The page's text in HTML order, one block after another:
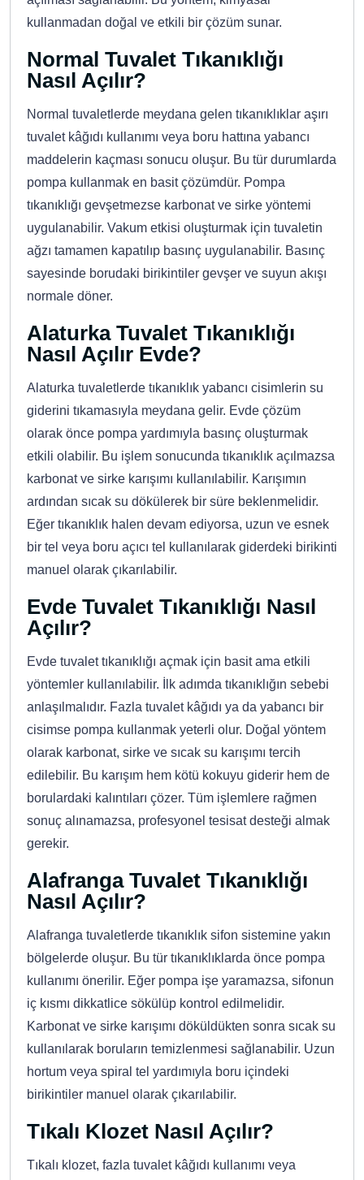
kullanmadan doğal ve etkili bir çözüm sunar.
Normal Tuvalet Tıkanıklığı
Nasıl Açılır?
Normal tuvaletlerde meydana gelen tıkanıklıklar aşırı
tuvalet kâğıdı kullanımı veya boru hattına yabancı
maddelerin kaçması sonucu oluşur. Bu tür durumlarda
pompa kullanmak en basit çözümdür. Pompa
tıkanıklığı gevşetmezse karbonat ve sirke yöntemi
uygulanabilir. Vakum etkisi oluşturmak için tuvaletin
ağzı tamamen kapatılıp basınç uygulanabilir. Basınç
sayesinde borudaki birikintiler gevşer ve suyun akışı
normale döner.
Alaturka Tuvalet Tıkanıklığı
Nasıl Açılır Evde?
Alaturka tuvaletlerde tıkanıklık yabancı cisimlerin su
giderini tıkamasıyla meydana gelir. Evde çözüm
olarak önce pompa yardımıyla basınç oluşturmak
etkili olabilir. Bu işlem sonucunda tıkanıklık açılmazsa
karbonat ve sirke karışımı kullanılabilir. Karışımın
ardından sıcak su dökülerek bir süre beklenmelidir.
Eğer tıkanıklık halen devam ediyorsa, uzun ve esnek
bir tel veya boru açıcı tel kullanılarak giderdeki birikinti
manuel olarak çıkarılabilir.
Evde Tuvalet Tıkanıklığı Nasıl
Açılır?
Evde tuvalet tıkanıklığı açmak için basit ama etkili
yöntemler kullanılabilir. İlk adımda tıkanıklığın sebebi
anlaşılmalıdır. Fazla tuvalet kâğıdı ya da yabancı bir
cisimse pompa kullanmak yeterli olur. Doğal yöntem
olarak karbonat, sirke ve sıcak su karışımı tercih
edilebilir. Bu karışım hem kötü kokuyu giderir hem de
borulardaki kalıntıları çözer. Tüm işlemlere rağmen
sonuç alınamazsa, profesyonel tesisat desteği almak
gerekir.
Alafranga Tuvalet Tıkanıklığı
Nasıl Açılır?
Alafranga tuvaletlerde tıkanıklık sifon sistemine yakın
bölgelerde oluşur. Bu tür tıkanıklıklarda önce pompa
kullanımı önerilir. Eğer pompa işe yaramazsa, sifonun
iç kısmı dikkatlice sökülüp kontrol edilmelidir.
Karbonat ve sirke karışımı döküldükten sonra sıcak su
kullanılarak boruların temizlenmesi sağlanabilir. Uzun
hortum veya spiral tel yardımıyla boru içindeki
birikintiler manuel olarak çıkarılabilir.
Tıkalı Klozet Nasıl Açılır?
Tıkalı klozet, fazla tuvalet kâğıdı kullanımı veya